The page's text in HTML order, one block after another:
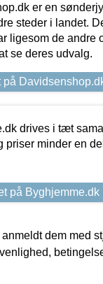
er en
steder i landet.
ligesom de andre
se deres udvalg.
på
drives i tæt
priser minder en
på Byghjemme.dk
dem med